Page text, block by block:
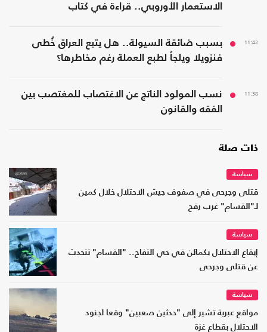
الاستعمار الأوروبي.. قراءة في كتاب
11:42
بسبب ضائقة السيولة.. هل يتبع العراق خُطى
فنزويلا ويلجأ لطبع العملة رغم مخاطرها؟
11:38
نسب المولود الناتج عن الاغتصاب للمغتصب بين
الفقه والقانون
ذات صلة
سياسة
قتلى وجرحى في صفوف جيش الاحتلال خلال كمين
لـ"القسام" غرب رفح
سياسة
إيقاع الاحتلال بكمائن في حي التفاح.. "القسام" تتحدث
عن قتلى وجرحى
سياسة
مواقع عبرية تشير إلى "حدثين صعبين" وقعا لجنود
الاحتلال بقطاع غزة